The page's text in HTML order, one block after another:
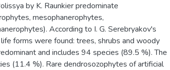
by K. Raunkier predominate
mesophanerophytes,
According to I. G. Serebryakov's
forms were found: trees, shrubs and woody
and includes 94 species (89.5 %). The
(11.4 %). Rare dendrosozophytes of artificial